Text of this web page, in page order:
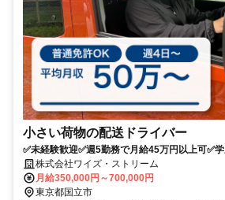
小さい荷物の配送ドライバー
✅未経験歓迎✅週5勤務で月給45万円以上可✅
問！株式会社ワイズ・ストリーム
月給350,000円～700,000円
東京都国立市